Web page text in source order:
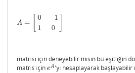
A =
0
1
−1
0
A
matrisi için deneyebilir misin bu eşitliğin
matris için e A
eA'yı hesaplayarak başlayabilir